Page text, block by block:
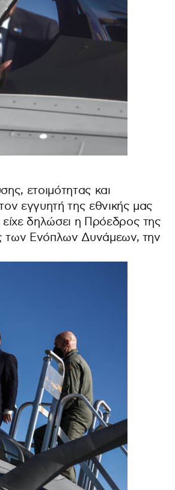
ετοιμότητας και
εγγυητή της εθνικής μας
δηλώσει η Πρόεδρος της
των Ενόπλων Δυνάμεων, την